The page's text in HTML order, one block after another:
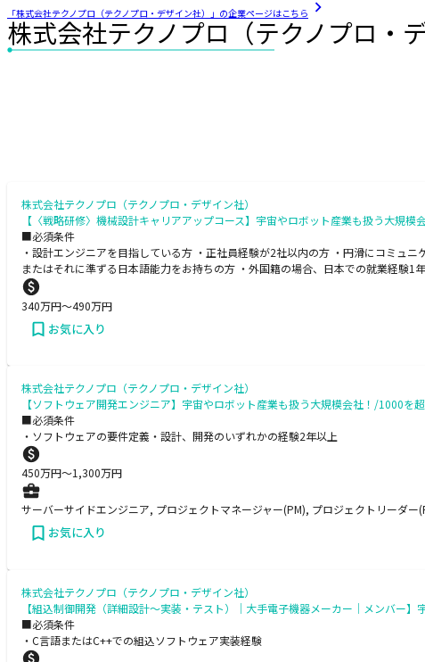
「株式会社テクノプロ（テクノプロ・デザイン社）」の企業ページはこちら
株式会社テクノプロ（テクノプロ・
株式会社テクノプロ（テクノプロ・デザイン社）
【〈戦略研修〉機械設計キャリアアップコース】宇宙やロボット産業も扱う大規
■必須条件
・設計エンジニアを目指している方 ・正社員経験が2社以内の方 ・円滑にコミュ
またはそれに準ずる日本語能力をお持ちの方 ・外国籍の場合、日本での就業経験1
340万円〜490万円
お気に入り
株式会社テクノプロ（テクノプロ・デザイン社）
【ソフトウェア開発エンジニア】宇宙やロボット産業も扱う大規模会社！/1000
■必須条件
・ソフトウェアの要件定義・設計、開発のいずれかの経験2年以上
450万円〜1,300万円
サーバーサイドエンジニア, プロジェクトマネージャー(PM), プロジェクトリーダー
お気に入り
株式会社テクノプロ（テクノプロ・デザイン社）
【組込制御開発（詳細設計〜実装・テスト）│大手電子機器メーカー│メンバー
■必須条件
・C言語またはC++での組込ソフトウェア実装経験